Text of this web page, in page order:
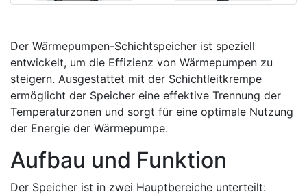
Der Wärmepumpen-Schichtspeicher ist speziell
entwickelt, um die Effizienz von Wärmepumpen zu
steigern. Ausgestattet mit der Schichtleitkrempe
ermöglicht der Speicher eine effektive Trennung der
Temperaturzonen und sorgt für eine optimale Nutzung
der Energie der Wärmepumpe.
Aufbau und Funktion
Der Speicher ist in zwei Hauptbereiche unterteilt: